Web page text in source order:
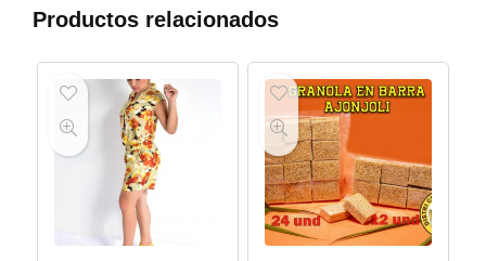
Productos relacionados